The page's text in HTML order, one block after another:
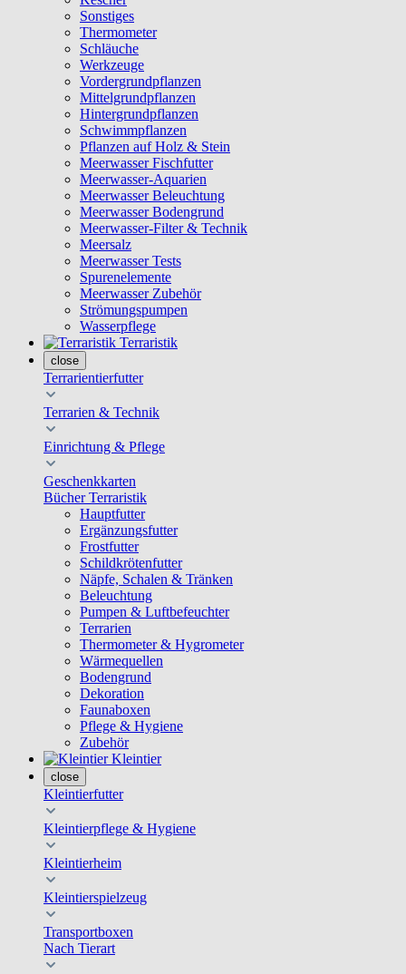
Sonstiges
Thermometer
Schläuche
Werkzeuge
Vordergrundpflanzen
Mittelgrundpflanzen
Hintergrundpflanzen
Schwimmpflanzen
Pflanzen auf Holz & Stein
Meerwasser Fischfutter
Meerwasser-Aquarien
Meerwasser Beleuchtung
Meerwasser Bodengrund
Meerwasser-Filter & Technik
Meersalz
Meerwasser Tests
Spurenelemente
Meerwasser Zubehör
Strömungspumpen
Wasserpflege
Terraristik
close
Terrarientierfutter
Terrarien & Technik
Einrichtung & Pflege
Geschenkkarten
Bücher Terraristik
Hauptfutter
Ergänzungsfutter
Frostfutter
Schildkrötenfutter
Näpfe, Schalen & Tränken
Beleuchtung
Pumpen & Luftbefeuchter
Terrarien
Thermometer & Hygrometer
Wärmequellen
Bodengrund
Dekoration
Faunaboxen
Pflege & Hygiene
Zubehör
Kleintier
close
Kleintierfutter
Kleintierpflege & Hygiene
Kleintierheim
Kleintierspielzeug
Transportboxen
Nach Tierart